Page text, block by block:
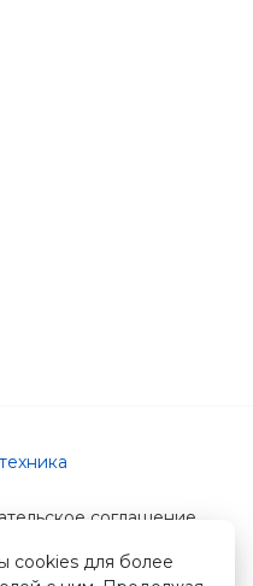
cookies для более
соглашение